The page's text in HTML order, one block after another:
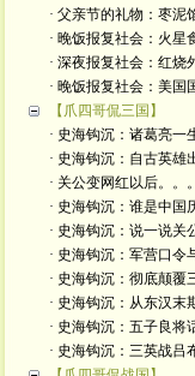
· 父亲节的礼物：枣泥
· 晚饭报复社会：火星
· 深夜报复社会：红烧
· 晚饭报复社会：美国
【爪四哥侃三国】
· 史海钩沉：诸葛亮一
· 史海钩沉：自古英雄
· 关公变网红以后。。
· 史海钩沉：谁是中国
· 史海钩沉：说一说关
· 史海钩沉：军营口令
· 史海钩沉：彻底颠覆
· 史海钩沉：从东汉末
· 史海钩沉：五子良将
· 史海钩沉：三英战吕